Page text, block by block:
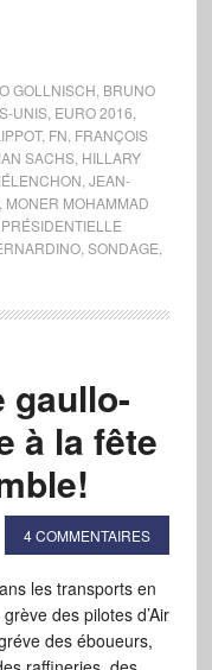
GOLLNISCH BRUNO
UNIS, EURO 2016
, FN FRANÇOIS
SACHS, HILLARY
JEAN-
MONER MOHAMMAD
PRÉSIDENTIELLE
, SONDAGE
gaullo-
à la fête
4 COMMENTAIRES
les transports en
des pilotes d’Air
des éboueurs,